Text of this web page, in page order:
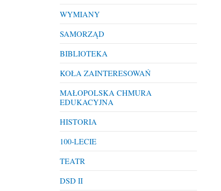
WYMIANY
SAMORZĄD
BIBLIOTEKA
KOŁA ZAINTERESOWAŃ
MAŁOPOLSKA CHMURA
EDUKACYJNA
HISTORIA
100-LECIE
TEATR
DSD II